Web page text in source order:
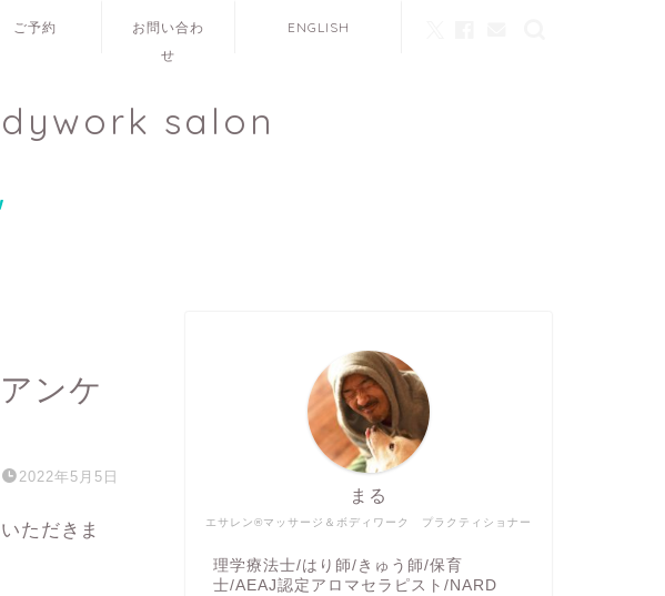
ご予約
お問い合わ
せ
ENGLISH
salon
ンケ
2022年5月5日
ただきま
エサレン®マッサージ＆ボディワーク プラクティショナー
まる
理学療法士/はり師/きゅう師/保育
士/AEAJ認定アロマセラピスト/NARD